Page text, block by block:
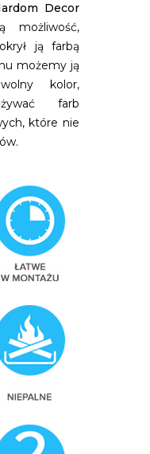
Decor
możliwość,
ją farbą
możemy ją
kolor,
farb
które nie